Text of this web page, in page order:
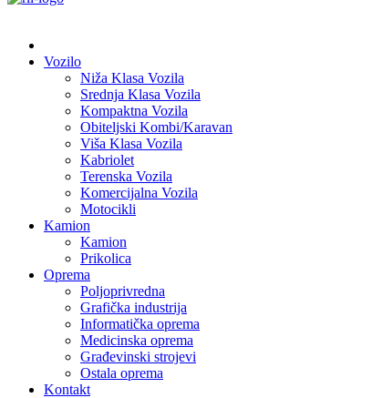
Vozilo
Niža Klasa Vozila
Srednja Klasa Vozila
Kompaktna Vozila
Obiteljski Kombi/Karavan
Viša Klasa Vozila
Kabriolet
Terenska Vozila
Komercijalna Vozila
Motocikli
Kamion
Kamion
Prikolica
Oprema
Poljoprivredna
Grafička industrija
Informatička oprema
Medicinska oprema
Građevinski strojevi
Ostala oprema
Kontakt